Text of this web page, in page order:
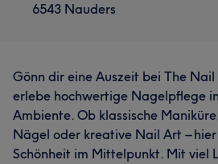
6543 Nauders
Gönn dir eine Auszeit bei The
erlebe hochwertige Nagelpflege
Ambiente. Ob klassische
Nägel oder kreative Nail Art –
Schönheit im Mittelpunkt. Mit viel